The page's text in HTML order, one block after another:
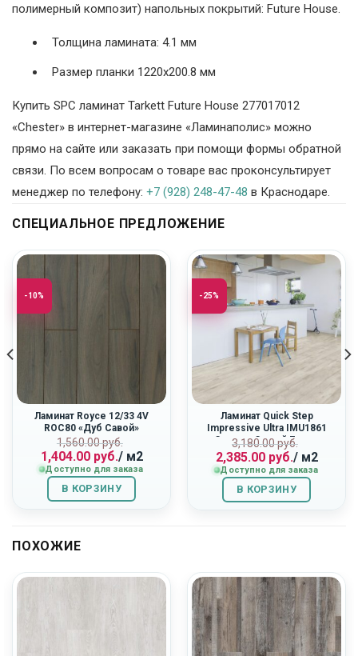
полимерный композит) напольных покрытий: Future House.
Толщина ламината: 4.1 мм
Размер планки 1220х200.8 мм
Купить SPC ламинат Tarkett Future House 277017012
«Chester» в интернет-магазине «Ламинаполис» можно
прямо на сайте или заказать при помощи формы обратной
связи. По всем вопросам о товаре вас проконсультирует
менеджер по телефону: +7 (928) 248-47-48 в Краснодаре.
СПЕЦИАЛЬНОЕ ПРЕДЛОЖЕНИЕ
-10%
Ламинат Royce 12/33 4V
ROC80 «Дуб Савой»
1,560.00руб.
Первоначальная
цена
составляла
1,560.00
руб..
1,404.00руб.
Текущая
цена:
1,404.00
руб..
/ м2
Доступно для заказа
В КОРЗИНУ
-25%
Ламинат Quick Step
Impressive Ultra IMU1861
«Светло-Серый Бетон»
3,180.00руб.
цена
составляла
3,180.00
руб..
2,385.00руб.
Текущая
цена:
2,385.00
руб..
/ м2
Доступно для заказа
В КОРЗИНУ
ПОХОЖИЕ